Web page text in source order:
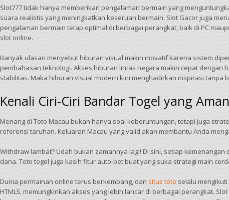
Slot777 tidak hanya memberikan pengalaman bermain yang
suara realistis yang meningkatkan keseruan bermain. Slot Gacor juga
pengalaman bermain tetap optimal di berbagai perangkat, baik di PC
slot online.
Banyak ulasan menyebut hiburan visual makin inovatif karena sistem
pembahasan teknologi. Akses hiburan lintas negara makin cepat dengan
stabilitas. Maka hiburan visual modern kini menghadirkan inspirasi tanpa
Kenali Ciri-Ciri Bandar Togel yang
Menang di Toto Macau bukan hanya soal keberuntungan, tetapi juga
referensi taruhan. Keluaran Macau yang valid akan membantu Anda
Withdraw lambat? Udah bukan zamannya lagi! Di sini, setiap
dana. Toto togel juga kasih fitur auto-bet buat yang suka strategi main
Dunia permainan online terus berkembang, dan situs toto selalu
HTML5, memungkinkan akses yang lebih lancar di berbagai perangkat.